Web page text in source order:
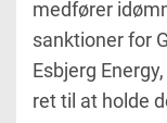
medfører
sanktioner for
Esbjerg
ret til at holde